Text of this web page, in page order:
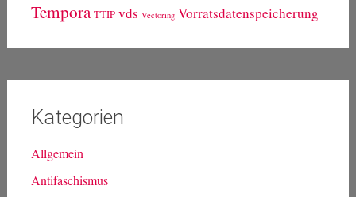
Tempora TTIP vds Vectoring Vorratsdatenspeicherung
Kategorien
Allgemein
Antifaschismus